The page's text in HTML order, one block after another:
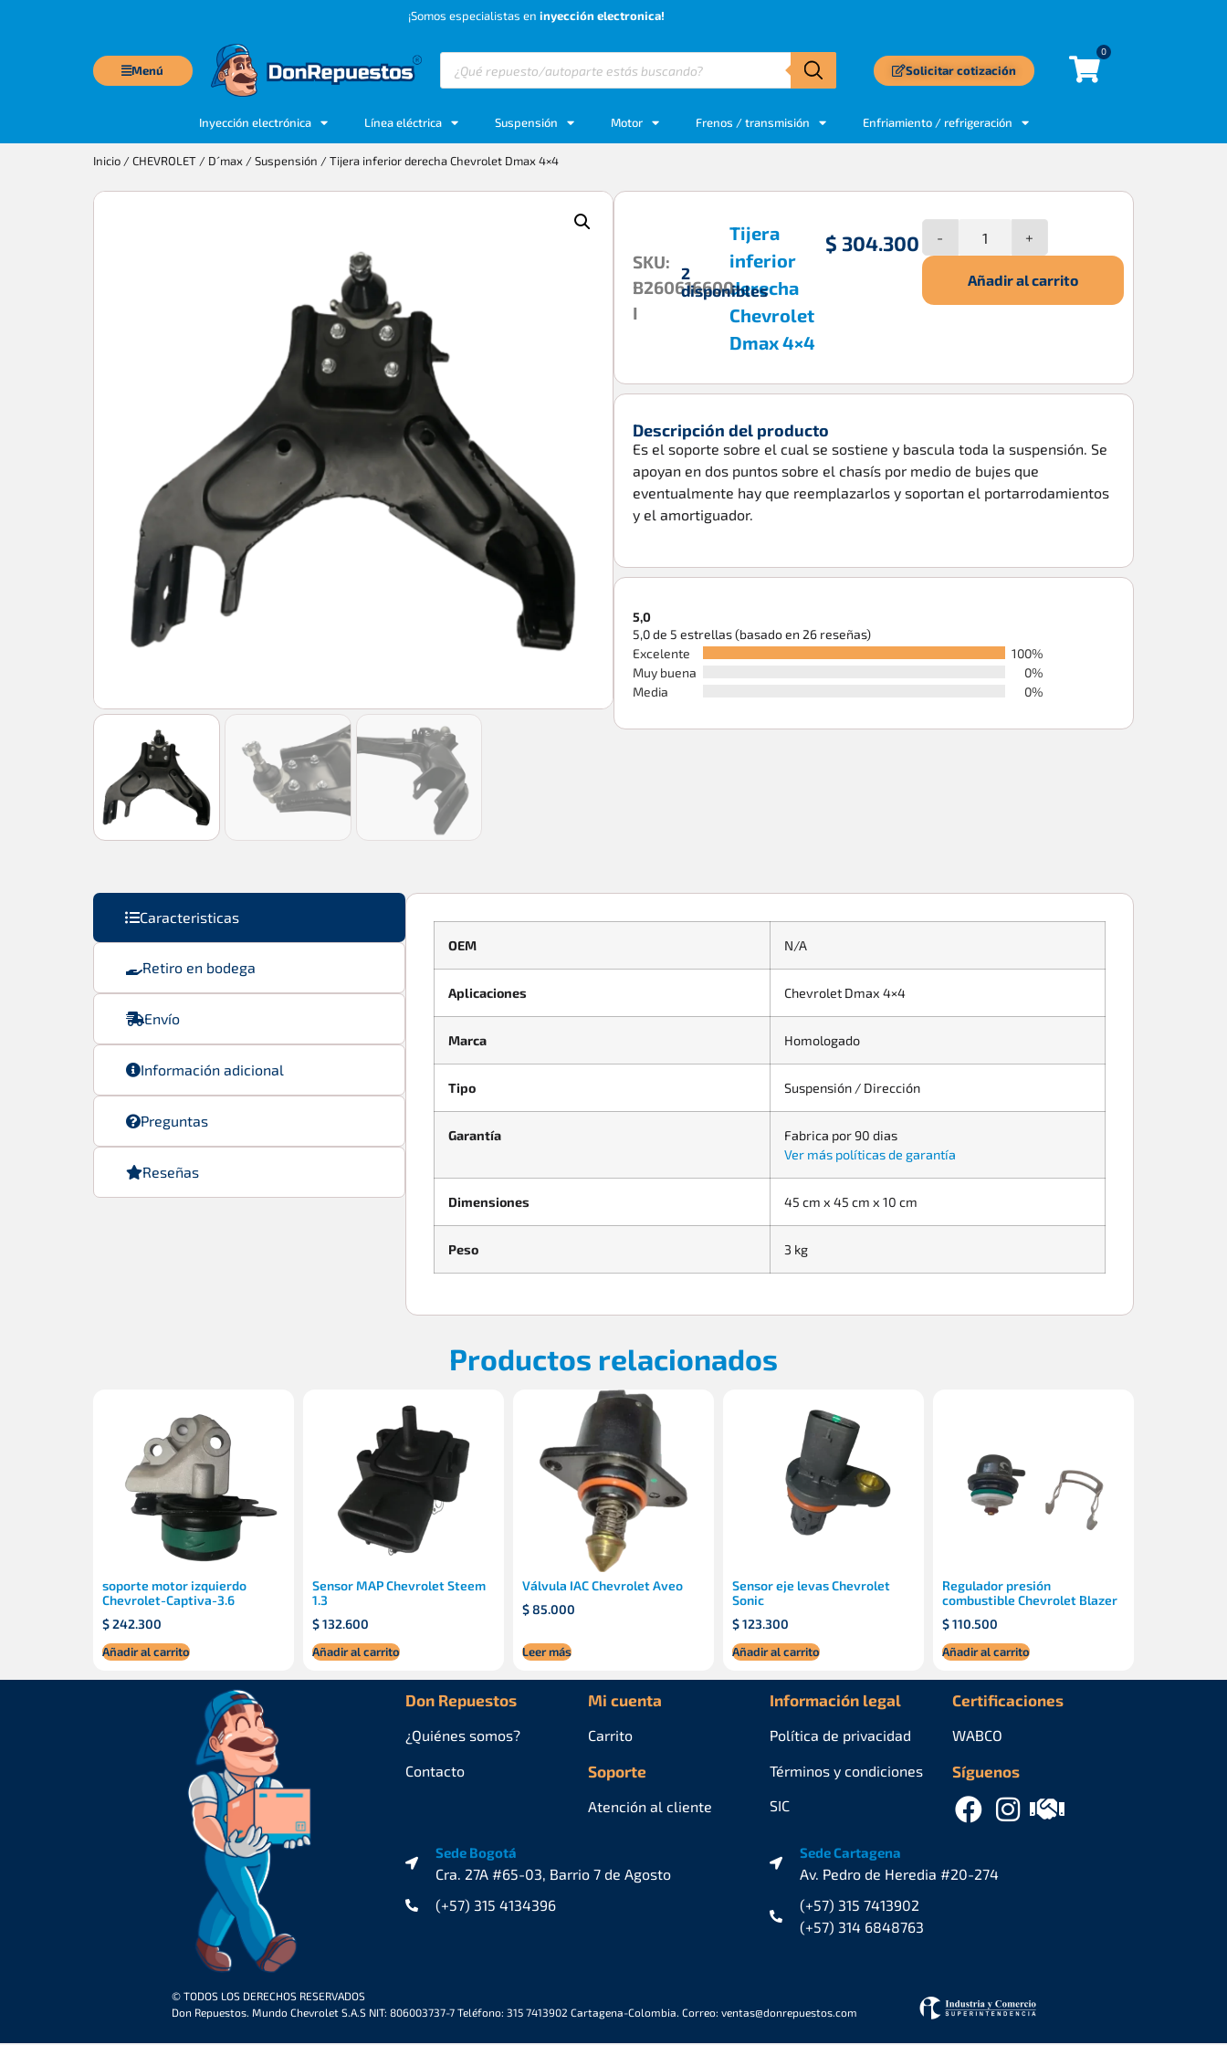
¡Somos especialistas en inyección electronica!
Menú Solicitar cotización
0
Inyección electrónica Línea eléctrica Suspensión Motor Frenos / transmisión Enfriamiento / refrigeración
Inicio /CHEVROLET / D´max /Suspensión / Tijera inferior derecha Chevrolet Dmax 4×4
Tijera
inferior
derecha
Chevrolet
Dmax 4×4
$ 304.300
SKU:
B260616600-
I
2
disponibles
- +
Añadir al carrito
Descripción del producto
Es el soporte sobre el cual se sostiene y bascula toda la suspensión. Se
apoyan en dos puntos sobre el chasís por medio de bujes que
eventualmente hay que reemplazarlos y soportan el portarrodamientos
y el amortiguador.
5,0
5,0 de 5 estrellas (basado en 26 reseñas)
Excelente
100%
Muy buena
0%
Media
0%
Caracteristicas
Retiro en bodega
Envío
Información adicional
Preguntas
Reseñas
OEM N/A
Aplicaciones Chevrolet Dmax 4×4
Marca Homologado
Tipo Suspensión / Dirección
Garantía
Fabrica por 90 dias
Ver más políticas de garantía
Dimensiones 45 cm x 45 cm x 10 cm
Peso 3 kg
Productos relacionados
soporte motor izquierdo
Chevrolet-Captiva-3.6
$242.300
Añadir al carrito
Sensor MAP Chevrolet Steem
1.3
$132.600
Añadir al carrito
Válvula IAC Chevrolet Aveo
$85.000
Leer más
Sensor eje levas Chevrolet
Sonic
$123.300
Añadir al carrito
Regulador presión
combustible Chevrolet Blazer
$110.500
Añadir al carrito
Don Repuestos
¿Quiénes somos?
Contacto
Mi cuenta
Carrito
Soporte
Atención al cliente
Información legal
Política de privacidad
Términos y condiciones
SIC
Certificaciones
Síguenos
WABCO
Sede Bogotá
Cra. 27A #65-03, Barrio 7 de Agosto
(+57) 315 4134396
Sede Cartagena
Av. Pedro de Heredia #20-274
(+57) 315 7413902
(+57) 314 6848763
© TODOS LOS DERECHOS RESERVADOS
Don Repuestos. Mundo Chevrolet S.A.S NIT: 806003737-7 Teléfono: 315 7413902 Cartagena-Colombia. Correo: ventas@donrepuestos.com